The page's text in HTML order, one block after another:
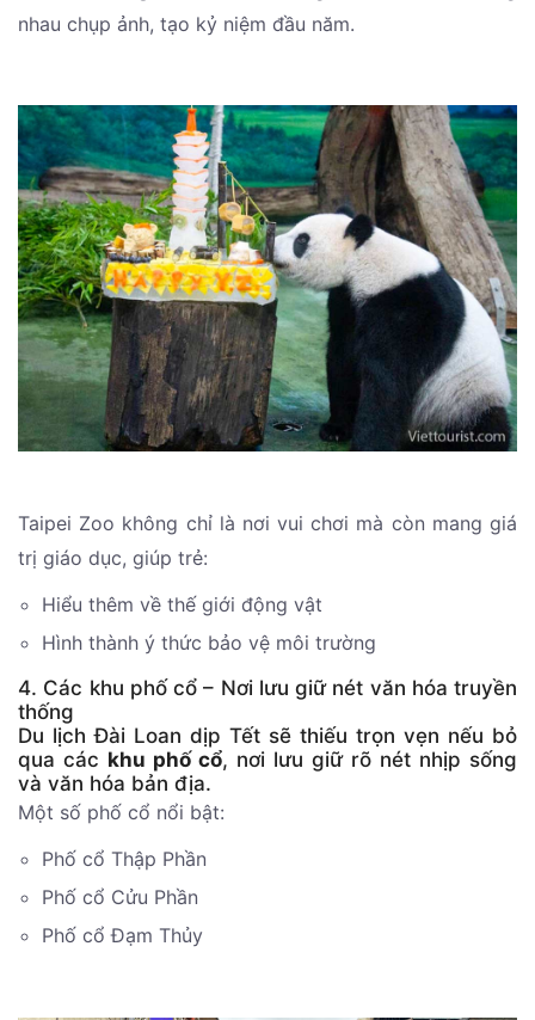
nhau chụp ảnh, tạo kỷ niệm đầu năm.
Taipei Zoo không chỉ là nơi vui chơi mà còn mang giá
trị giáo dục, giúp trẻ:
Hiểu thêm về thế giới động vật
Hình thành ý thức bảo vệ môi trường
4. Các khu phố cổ – Nơi lưu giữ nét văn hóa truyền
thống
Du lịch Đài Loan dịp Tết sẽ thiếu trọn vẹn nếu bỏ
qua các khu phố cổ, nơi lưu giữ rõ nét nhịp sống
và văn hóa bản địa.
Một số phố cổ nổi bật:
Phố cổ Thập Phần
Phố cổ Cửu Phần
Phố cổ Đạm Thủy